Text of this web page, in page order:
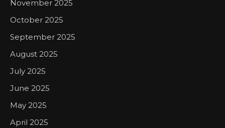
November 2025
October 2025
September 2025
August 2025
July 2025
June 2025
May 2025
April 2025